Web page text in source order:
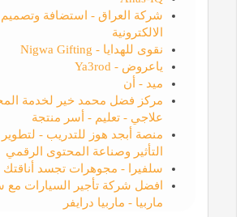
شركة العراق - استضافة وتصميم
الالكترونية
نقوى للهدايا - Nigwa Gifting
ياعروض - Ya3rod
ميد - أن
مركز فضل محمد خير لخدمة
علاجي - تعليم - أسر منتجة
منصة أبجد هوز للتدريب -
التأثير وصناعة المحتوى الرقمي
سلفيرا - مجوهرات تجسد أناقتك
افضل شركة تأجير السيارات
ماربيا - ماربيا درايفر